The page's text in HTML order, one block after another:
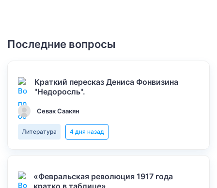
Последние вопросы
Краткий пересказ Дениса Фонвизина
"Недоросль".
Севак Саакян
Литература 4 дня назад
«Февральская революция 1917 года
кратко в таблице»